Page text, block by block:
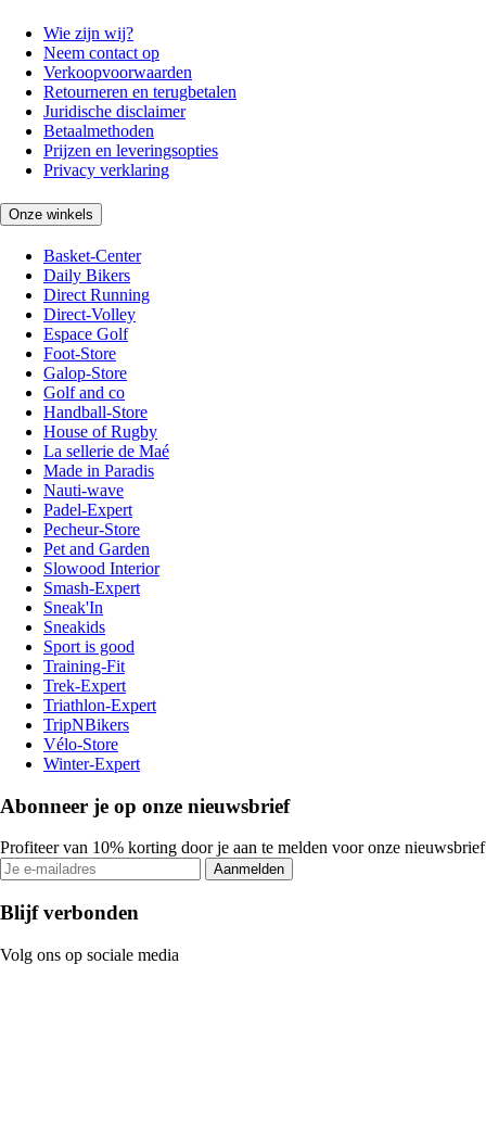
Wie zijn wij?
Neem contact op
Verkoopvoorwaarden
Retourneren en terugbetalen
Juridische disclaimer
Betaalmethoden
Prijzen en leveringsopties
Privacy verklaring
Onze winkels
Basket-Center
Daily Bikers
Direct Running
Direct-Volley
Espace Golf
Foot-Store
Galop-Store
Golf and co
Handball-Store
House of Rugby
La sellerie de Maé
Made in Paradis
Nauti-wave
Padel-Expert
Pecheur-Store
Pet and Garden
Slowood Interior
Smash-Expert
Sneak'In
Sneakids
Sport is good
Training-Fit
Trek-Expert
Triathlon-Expert
TripNBikers
Vélo-Store
Winter-Expert
Abonneer je op onze nieuwsbrief
Profiteer van 10% korting door je aan te melden voor onze nieuwsbrief
Aanmelden
Blijf verbonden
Volg ons op sociale media